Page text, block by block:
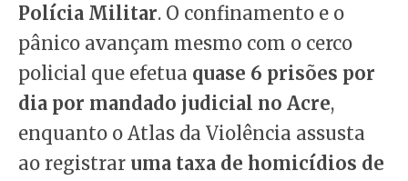
Polícia Militar. O confinamento e o
pânico avançam mesmo com o cerco
policial que efetua quase 6 prisões por
dia por mandado judicial no Acre,
enquanto o Atlas da Violência assusta
ao registrar uma taxa de homicídios de